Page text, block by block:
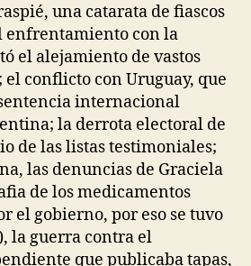
una catarata de fiascos
enfrentamiento con la
el alejamiento de vastos
el conflicto con Uruguay, que
internacional
la derrota electoral de
de las listas testimoniales;
las denuncias de Graciela
de los medicamentos
el gobierno, por eso se tuvo
la guerra contra el
que publicaba tapas,